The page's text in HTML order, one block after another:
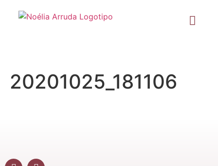
20201025_181106